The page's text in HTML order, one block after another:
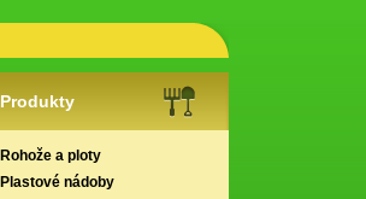
Produkty
Rohože a ploty
Plastové nádoby